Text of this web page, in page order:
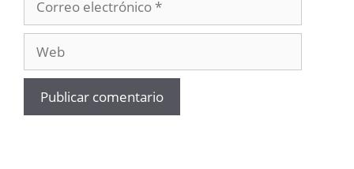
electrónico